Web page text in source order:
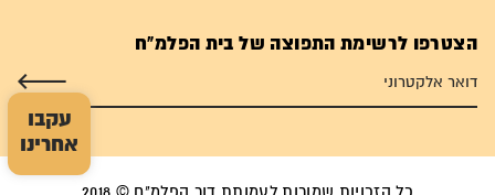
עקבו
אחרינו
הצטרפו לרשימת התפוצה של בית הפלמ"ח